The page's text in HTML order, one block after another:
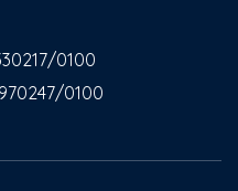
0100
0100